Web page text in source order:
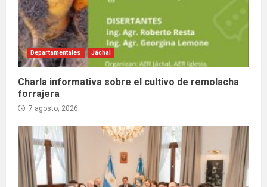
Departamentales Jáchal
Charla informativa sobre el cultivo de remolacha
forrajera
7 agosto, 2026